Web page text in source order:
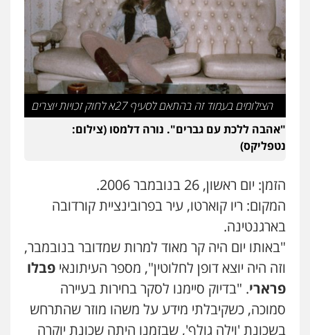
הצילומים בעמוד זה בהתאם לסעיף 27א לחוק זכויות יוצרים
"אהבה ללכת עם גברים". נורה דלמסו (צילום:
נטפליקס)
הזמן: יום ראשון, 26 בנובמבר 2006.
המקום: ריו קוארטו, עיר בפרובינציית קורדובה
בארגנטינה.
"באותו יום היה קר מאוד למרות שמדובר בנובמבר,
וזה היה יוצא דופן לחלוטין", מספר העיתונאי פבלו
פרארי. "בדיוק סיימנו לסקר בחירות בעיירה
סמוכה, כשקיבלתי מידע על משהו מוזר שהתרחש
בשכונת 'וילה גולף', שבזמנו היתה שכונת יוקרה